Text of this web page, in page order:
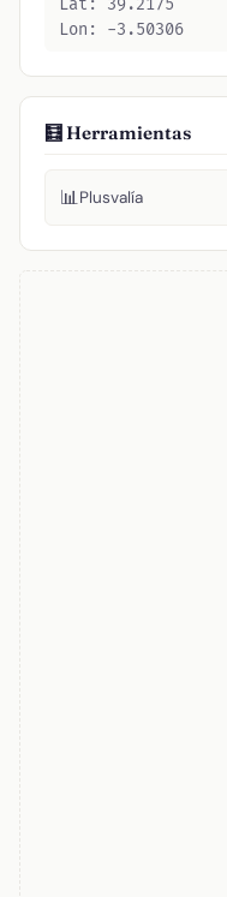
Lat: 39.2175
Lon: -3.50306
🧮 Herramientas
📊Plusvalía